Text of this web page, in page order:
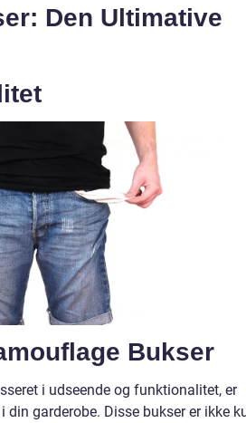
Den Ultimative
Bukser
i udseende og funktionalitet, er
garderobe. Disse bukser er ikke